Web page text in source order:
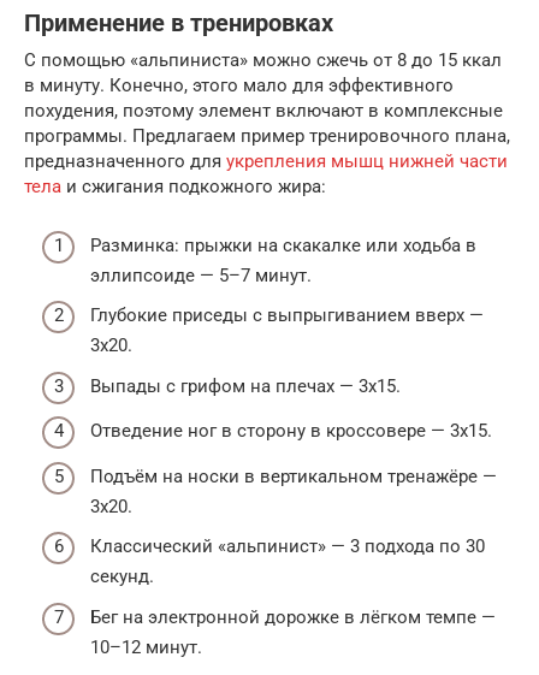
Применение в тренировках
С помощью «альпиниста» можно сжечь от 8 до 15 ккал
в минуту. Конечно, этого мало для эффективного
похудения, поэтому элемент включают в комплексные
программы. Предлагаем пример тренировочного плана,
предназначенного для укрепления мышц нижней части
тела и сжигания подкожного жира:
Разминка: прыжки на скакалке или ходьба в
эллипсоиде — 5–7 минут.
Глубокие приседы с выпрыгиванием вверх —
3х20.
Выпады с грифом на плечах — 3х15.
Отведение ног в сторону в кроссовере — 3х15.
Подъём на носки в вертикальном тренажёре —
3х20.
Классический «альпинист» — 3 подхода по 30
секунд.
Бег на электронной дорожке в лёгком темпе —
10–12 минут.